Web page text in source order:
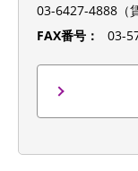
03-6427-4888（
FAX番号：
03-